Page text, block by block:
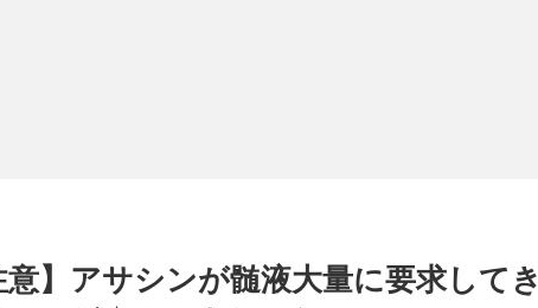
意】アサシンが髄液大量に要求してき